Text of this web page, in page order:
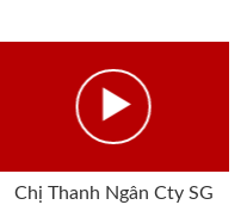
Chị Thanh Ngân Cty SG